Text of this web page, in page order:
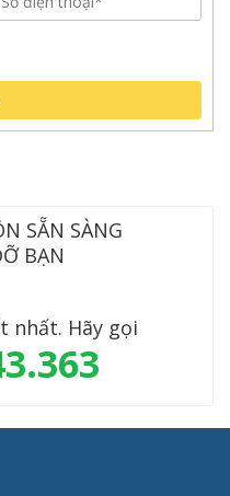
SẴN SÀNG
BẠN
nhất. Hãy gọi